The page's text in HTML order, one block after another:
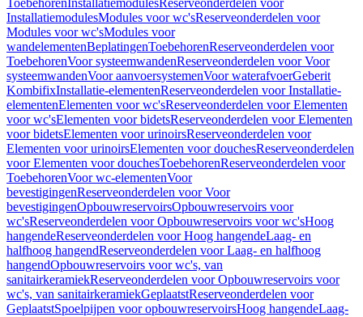
ToebehorenInstallatiemodulesReserveonderdelen voor
InstallatiemodulesModules voor wc'sReserveonderdelen voor
Modules voor wc'sModules voor
wandelementenBeplatingenToebehorenReserveonderdelen voor
ToebehorenVoor systeemwandenReserveonderdelen voor Voor
systeemwandenVoor aanvoersystemenVoor waterafvoerGeberit
KombifixInstallatie-elementenReserveonderdelen voor Installatie-
elementenElementen voor wc'sReserveonderdelen voor Elementen
voor wc'sElementen voor bidetsReserveonderdelen voor Elementen
voor bidetsElementen voor urinoirsReserveonderdelen voor
Elementen voor urinoirsElementen voor douchesReserveonderdelen
voor Elementen voor douchesToebehorenReserveonderdelen voor
ToebehorenVoor wc-elementenVoor
bevestigingenReserveonderdelen voor Voor
bevestigingenOpbouwreservoirsOpbouwreservoirs voor
wc'sReserveonderdelen voor Opbouwreservoirs voor wc'sHoog
hangendeReserveonderdelen voor Hoog hangendeLaag- en
halfhoog hangendReserveonderdelen voor Laag- en halfhoog
hangendOpbouwreservoirs voor wc's, van
sanitairkeramiekReserveonderdelen voor Opbouwreservoirs voor
wc's, van sanitairkeramiekGeplaatstReserveonderdelen voor
GeplaatstSpoelpijpen voor opbouwreservoirsHoog hangendeLaag-